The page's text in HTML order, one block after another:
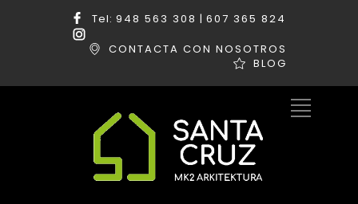
Tel: 948 563 308 | 607 365 824
CONTACTA CON NOSOTROS
BLOG